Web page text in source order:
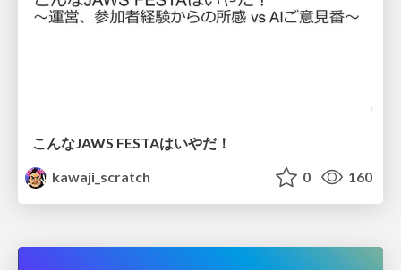
こんなJAWS FESTAはいやだ！
kawaji_scratch
0 160